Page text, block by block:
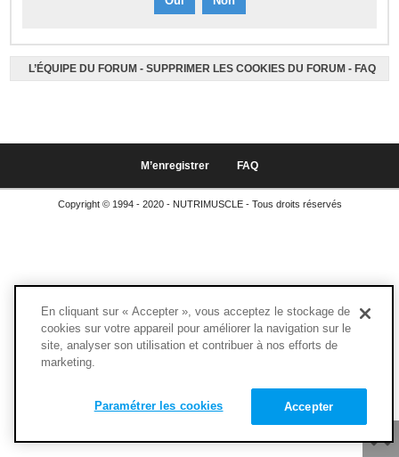
L’ÉQUIPE DU FORUM - SUPPRIMER LES COOKIES DU FORUM - FAQ
M’enregistrer FAQ
Copyright © 1994 - 2020 - NUTRIMUSCLE - Tous droits réservés
En cliquant sur « Accepter », vous acceptez le stockage de
cookies sur votre appareil pour améliorer la navigation sur le
site, analyser son utilisation et contribuer à nos efforts de
marketing.
Accepter
Paramétrer les cookies